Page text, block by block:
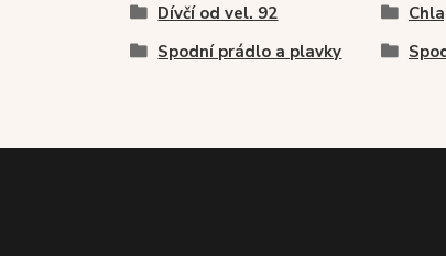
Dívčí od vel. 92
Spodní prádlo a plavky